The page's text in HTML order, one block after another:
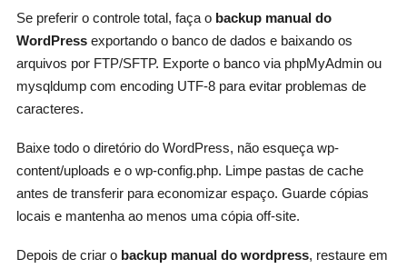
Se preferir o controle total, faça o backup manual do
WordPressexportando o banco de dados e baixando os
arquivos por FTP/SFTP. Exporte o banco via phpMyAdmin ou
mysqldump com encoding UTF-8 para evitar problemas de
caracteres.
Baixe todo o diretório do WordPress, não esqueça wp-
content/uploads e o wp-config.php. Limpe pastas de cache
antes de transferir para economizar espaço. Guarde cópias
locais e mantenha ao menos uma cópia off-site.
Depois de criar o backup manual do wordpress, restaure em